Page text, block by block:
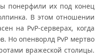
понерфили их под конец
В этом отношении
на PvP-серверах, когда
Но опенворлд PvP мертво
вражеской столицы.